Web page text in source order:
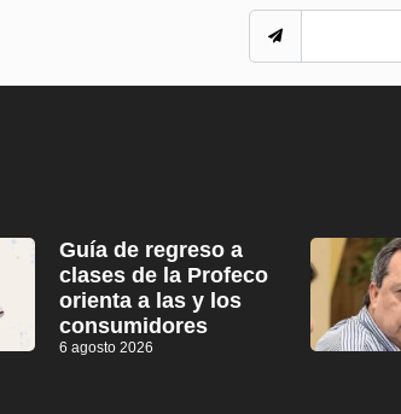
Guía de regreso a
clases de la Profeco
orienta a las y los
consumidores
6 agosto 2026